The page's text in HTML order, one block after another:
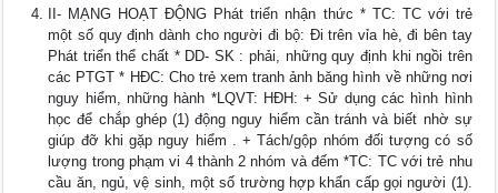
II- MẠNG HOẠT ĐỘNG Phát triển nhận thức * TC: TC với trẻ
một số quy định dành cho người đi bộ: Đi trên vỉa hè, đi bên tay
Phát triển thể chất * DD- SK : phải, những quy định khi ngồi trên
các PTGT * HĐC: Cho trẻ xem tranh ảnh băng hình về những nơi
nguy hiểm, những hành *LQVT: HĐH: + Sử dụng các hình hình
học để chắp ghép (1) động nguy hiểm cần tránh và biết nhờ sự
giúp đỡ khi gặp nguy hiểm . + Tách/gộp nhóm đối tượng có số
lượng trong phạm vi 4 thành 2 nhóm và đếm *TC: TC với trẻ nhu
cầu ăn, ngủ, vệ sinh, một số trường hợp khẩn cấp gọi người (1).